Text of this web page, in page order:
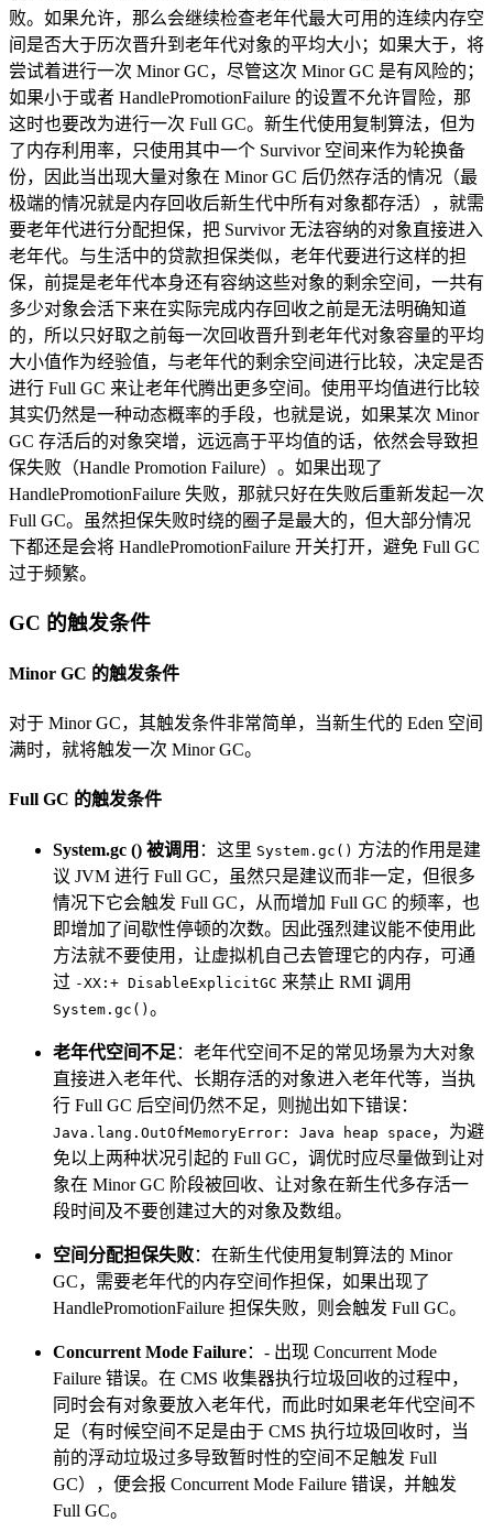
败。如果允许，那么会继续检查老年代最大可用的连续内存空
间是否大于历次晋升到老年代对象的平均大小；如果大于，将
尝试着进行一次 Minor GC，尽管这次 Minor GC 是有风险的；
如果小于或者 HandlePromotionFailure 的设置不允许冒险，那
这时也要改为进行一次 Full GC。新生代使用复制算法，但为
了内存利用率，只使用其中一个 Survivor 空间来作为轮换备
份，因此当出现大量对象在 Minor GC 后仍然存活的情况（最
极端的情况就是内存回收后新生代中所有对象都存活），就需
要老年代进行分配担保，把 Survivor 无法容纳的对象直接进入
老年代。与生活中的贷款担保类似，老年代要进行这样的担
保，前提是老年代本身还有容纳这些对象的剩余空间，一共有
多少对象会活下来在实际完成内存回收之前是无法明确知道
的，所以只好取之前每一次回收晋升到老年代对象容量的平均
大小值作为经验值，与老年代的剩余空间进行比较，决定是否
进行 Full GC 来让老年代腾出更多空间。使用平均值进行比较
其实仍然是一种动态概率的手段，也就是说，如果某次 Minor
GC 存活后的对象突增，远远高于平均值的话，依然会导致担
保失败（Handle Promotion Failure）。如果出现了
HandlePromotionFailure 失败，那就只好在失败后重新发起一次
Full GC。虽然担保失败时绕的圈子是最大的，但大部分情况
下都还是会将 HandlePromotionFailure 开关打开，避免 Full GC
过于频繁。
GC 的触发条件
Minor GC 的触发条件
对于 Minor GC，其触发条件非常简单，当新生代的 Eden 空间
满时，就将触发一次 Minor GC。
Full GC 的触发条件
System.gc () 被调用 ：这里 System.gc() 方法的作用是建
议 JVM 进行 Full GC，虽然只是建议而非一定，但很多
情况下它会触发 Full GC，从而增加 Full GC 的频率，也
即增加了间歇性停顿的次数。因此强烈建议能不使用此
方法就不要使用，让虚拟机自己去管理它的内存，可通
过 -XX:+ DisableExplicitGC 来禁止 RMI 调用
System.gc() 。
老年代空间不足 ：老年代空间不足的常见场景为大对象
直接进入老年代、长期存活的对象进入老年代等，当执
行 Full GC 后空间仍然不足，则抛出如下错误：
Java.lang.OutOfMemoryError: Java heap space ，为避
免以上两种状况引起的 Full GC，调优时应尽量做到让对
象在 Minor GC 阶段被回收、让对象在新生代多存活一
段时间及不要创建过大的对象及数组。
空间分配担保失败：在新生代使用复制算法的 Minor
GC，需要老年代的内存空间作担保，如果出现了
HandlePromotionFailure 担保失败，则会触发 Full GC。
Concurrent Mode Failure：- 出现 Concurrent Mode
Failure 错误。在 CMS 收集器执行垃圾回收的过程中，
同时会有对象要放入老年代，而此时如果老年代空间不
足（有时候空间不足是由于 CMS 执行垃圾回收时，当
前的浮动垃圾过多导致暂时性的空间不足触发 Full
GC），便会报 Concurrent Mode Failure 错误，并触发
Full GC。